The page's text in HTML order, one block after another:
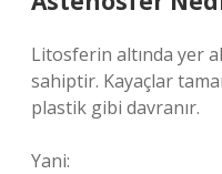
Litosferin altında yer
sahiptir. Kayaçlar
plastik gibi davranır.
Yani: